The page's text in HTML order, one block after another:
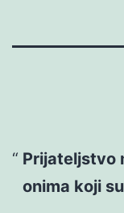
Prijateljstvo
onima koji